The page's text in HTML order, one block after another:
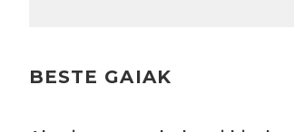
BESTE GAIAK